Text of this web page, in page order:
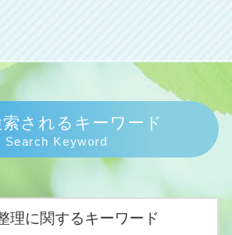
されるキーワード
Search Keyword
理に関するキーワード